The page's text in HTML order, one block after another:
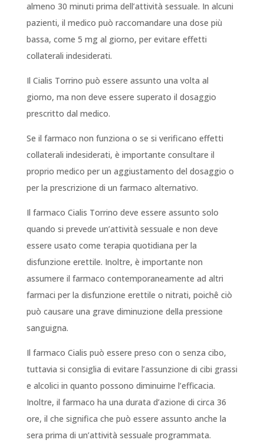
almeno 30 minuti prima dell’attività sessuale. In alcuni
pazienti, il medico può raccomandare una dose più
bassa, come 5 mg al giorno, per evitare effetti
collaterali indesiderati.
Il Cialis Torrino può essere assunto una volta al
giorno, ma non deve essere superato il dosaggio
prescritto dal medico.
Se il farmaco non funziona o se si verificano effetti
collaterali indesiderati, è importante consultare il
proprio medico per un aggiustamento del dosaggio o
per la prescrizione di un farmaco alternativo.
Il farmaco Cialis Torrino deve essere assunto solo
quando si prevede un’attività sessuale e non deve
essere usato come terapia quotidiana per la
disfunzione erettile. Inoltre, è importante non
assumere il farmaco contemporaneamente ad altri
farmaci per la disfunzione erettile o nitrati, poichê ciò
può causare una grave diminuzione della pressione
sanguigna.
Il farmaco Cialis può essere preso con o senza cibo,
tuttavia si consiglia di evitare l’assunzione di cibi grassi
e alcolici in quanto possono diminuirne l’efficacia.
Inoltre, il farmaco ha una durata d’azione di circa 36
ore, il che significa che può essere assunto anche la
sera prima di un’attività sessuale programmata.